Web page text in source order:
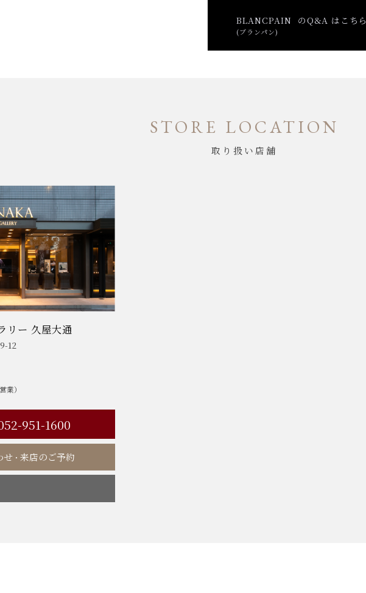
BLANCPAIN のQ&A はこちら
(ブランパン)
STORE LOCATION
取り扱い店舗
リー 久屋大通
12
業）
951-1600
せ・ 来店のご予約